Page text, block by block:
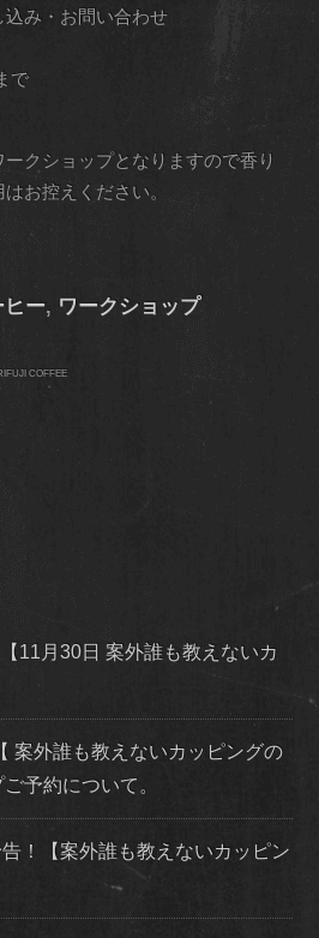
込み・お問い合わせ
で
クショップとなりますので香り
お控えください。
ヒー, ワークショップ
COFFEE
11月30日 案外誰も教えないカ
案外誰も教えないカッピングの
予約について。
！【案外誰も教えないカッピン